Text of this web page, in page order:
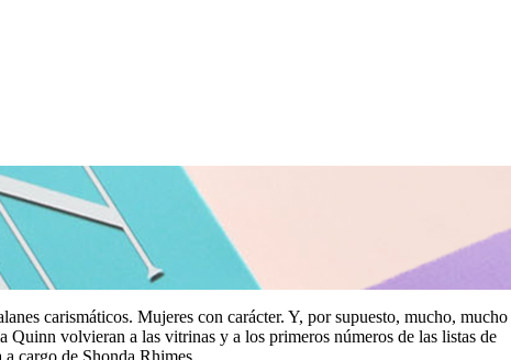
carismáticos. Mujeres con carácter. Y, por supuesto, mucho, mucho
volvieran a las vitrinas y a los primeros números de las listas de
cargo de Shonda Rhimes.